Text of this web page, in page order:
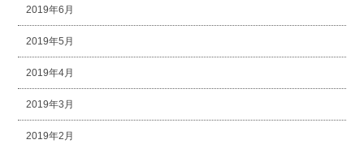
2019年6月
2019年5月
2019年4月
2019年3月
2019年2月